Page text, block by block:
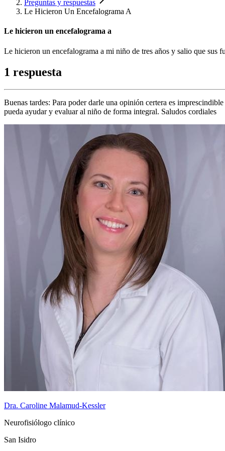
Preguntas y respuestas
Le Hicieron Un Encefalograma A
Le hicieron un encefalograma a
Le hicieron un encefalograma a mi niño de tres años y salio que sus
1 respuesta
Buenas tardes: Para poder darle una opinión certera es
pueda ayudar y evaluar al niño de forma integral. Saludos cordiales
Dra. Caroline Malamud-Kessler
Neurofisiólogo clínico
San Isidro